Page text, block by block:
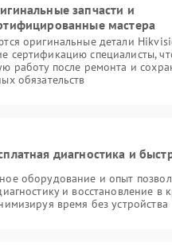
запчасти и
мастера
оригинальные детали
сертификацию специалисты,
работу после ремонта и
обязательств
диагностика и
оборудование и опыт
и восстановление в
время без устройства